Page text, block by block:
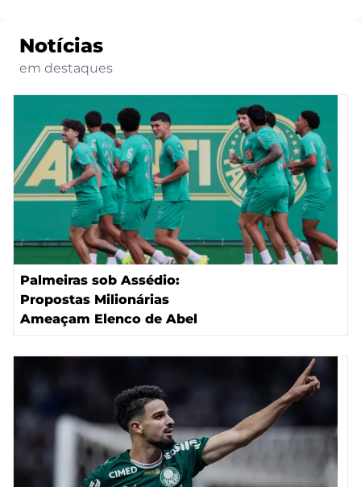
Notícias
em destaques
Palmeiras sob Assédio:
Propostas Milionárias
Ameaçam Elenco de Abel